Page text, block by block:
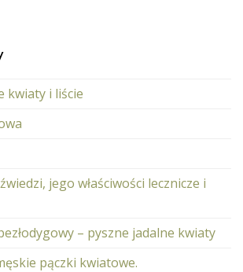
kwiaty i liście
jego właściwości lecznicze i
– pyszne jadalne kwiaty
pączki kwiatowe.